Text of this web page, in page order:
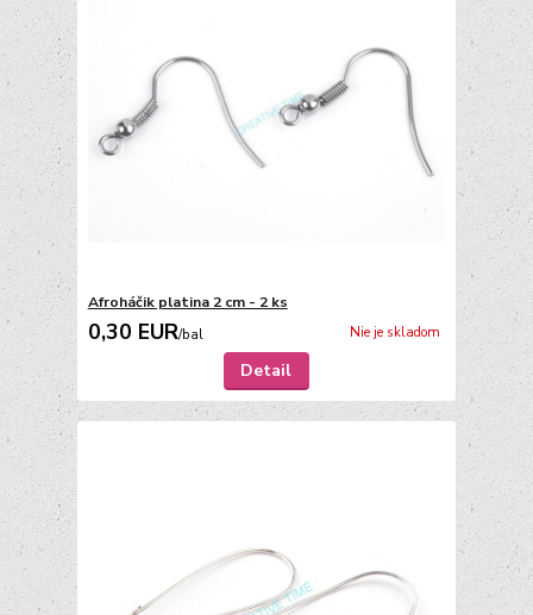
Afroháčik platina 2 cm - 2 ks
0,30 EUR/bal Nie je skladom
Detail